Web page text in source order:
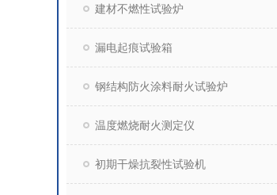
建材不燃性试验炉
漏电起痕试验箱
钢结构防火涂料耐火试验炉
温度燃烧耐火测定仪
初期干燥抗裂性试验机